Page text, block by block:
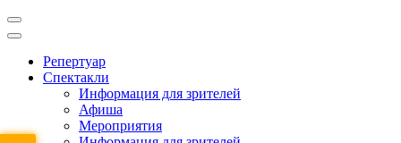
Репертуар
Спектакли
Информация для зрителей
Афиша
Мероприятия